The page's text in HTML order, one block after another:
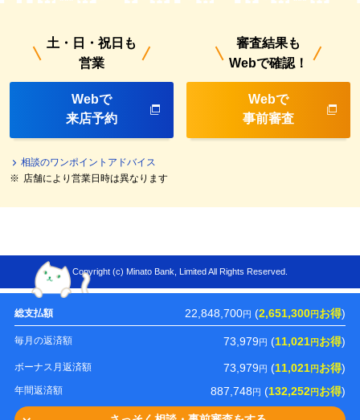
総支払額 22,848,700円 (2,651,300円 お得)
毎月の返済額 73,979円 (11,021円 お得)
ボーナス月返済額 73,979円 (11,021円 お得)
年間返済額 887,748円 (132,252円 お得)
土・日・祝日も
営業
Webで
来店予約
相談のワンポイントアドバイス
※ 店舗により営業日時は異なります
審査結果も
Webで確認！
Webで
事前審査
Copyright (c) Minato Bank, Limited All Rights Reserved.